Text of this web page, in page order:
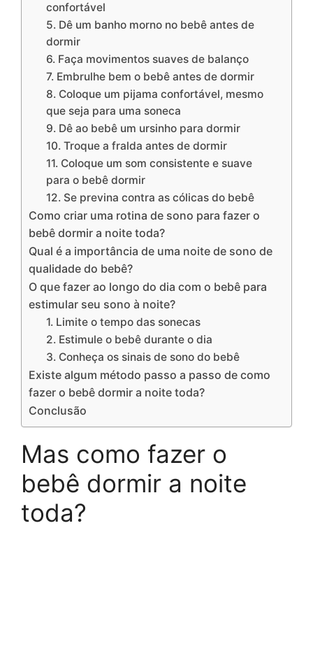
confortável
5. Dê um banho morno no bebê antes de
dormir
6. Faça movimentos suaves de balanço
7. Embrulhe bem o bebê antes de dormir
8. Coloque um pijama confortável, mesmo
que seja para uma soneca
9. Dê ao bebê um ursinho para dormir
10. Troque a fralda antes de dormir
11. Coloque um som consistente e suave
para o bebê dormir
12. Se previna contra as cólicas do bebê
Como criar uma rotina de sono para fazer o
bebê dormir a noite toda?
Qual é a importância de uma noite de sono de
qualidade do bebê?
O que fazer ao longo do dia com o bebê para
estimular seu sono à noite?
1. Limite o tempo das sonecas
2. Estimule o bebê durante o dia
3. Conheça os sinais de sono do bebê
Existe algum método passo a passo de como
fazer o bebê dormir a noite toda?
Conclusão
Mas como fazer o
bebê dormir a noite
toda?